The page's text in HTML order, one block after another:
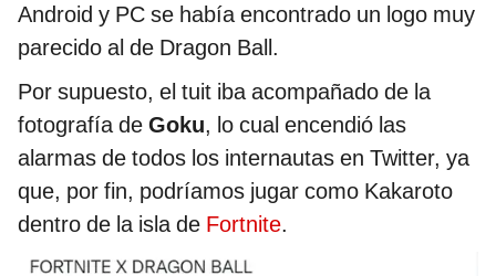
Android y PC se había encontrado un logo muy
parecido al de Dragon Ball.
Por supuesto, el tuit iba acompañado de la
fotografía de Goku, lo cual encendió las
alarmas de todos los internautas en Twitter, ya
que, por fin, podríamos jugar como Kakaroto
dentro de la isla de Fortnite.